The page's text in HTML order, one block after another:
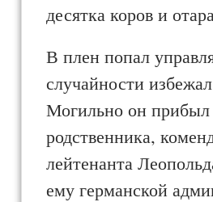
десятка коров и
В плен попал
случайности
Могильно он прибыл
родственника,
лейтенанта
ему германской